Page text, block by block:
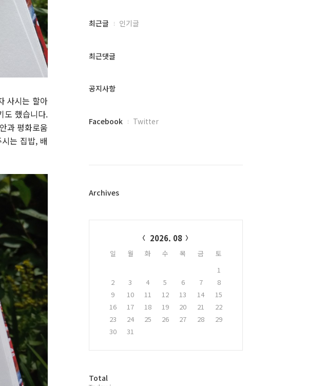
사시는 할아
도 했습니다.
과 평화로움
는 집밥, 배
최
과
글
최근글 인기글
최근댓글
공지사항
페
플
Facebook Twitter
Archives
2026. 08
일 월 화 수 목 금
토
1
2
3 4 5 6 7
8
9
10 11 12 13 14
15
16
17 18 19 20 21
22
23
24 25 26 27 28
29
30
31
방
Total